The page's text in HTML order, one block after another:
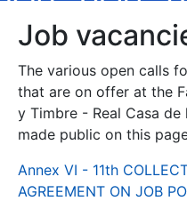
Show/Hide
Show/Hide
Job
The various open calls
that are on offer at the
y Timbre - Real Casa de
made public on this
Annex VI - 11th
AGREEMENT ON JOB